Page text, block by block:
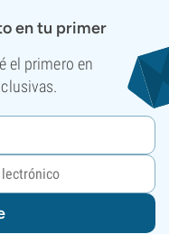
en tu primer
el primero en